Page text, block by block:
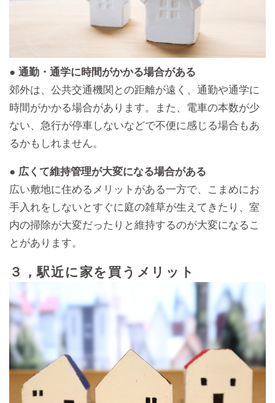
● 通勤・通学に時間がかかる場合がある
郊外は、公共交通機関との距離が遠く、通勤や通学に
時間がかかる場合があります。また、電車の本数が少
ない、急行が停車しないなどで不便に感じる場合もあ
るかもしれません。
● 広くて維持管理が大変になる場合がある
広い敷地に住めるメリットがある一方で、こまめにお
手入れをしないとすぐに庭の雑草が生えてきたり、室
内の掃除が大変だったりと維持するのが大変になるこ
とがあります。
３，駅近に家を買うメリット